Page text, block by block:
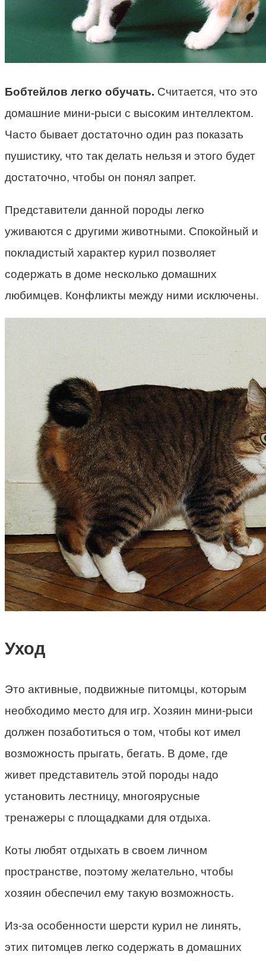
Бобтейлов легко обучать. Считается, что это
домашние мини-рыси с высоким интеллектом.
Часто бывает достаточно один раз показать
пушистику, что так делать нельзя и этого будет
достаточно, чтобы он понял запрет.
Представители данной породы легко
уживаются с другими животными. Спокойный и
покладистый характер курил позволяет
содержать в доме несколько домашних
любимцев. Конфликты между ними исключены.
Уход
Это активные, подвижные питомцы, которым
необходимо место для игр. Хозяин мини-рыси
должен позаботиться о том, чтобы кот имел
возможность прыгать, бегать. В доме, где
живет представитель этой породы надо
установить лестницу, многоярусные
тренажеры с площадками для отдыха.
Коты любят отдыхать в своем личном
пространстве, поэтому желательно, чтобы
хозяин обеспечил ему такую возможность.
Из-за особенности шерсти курил не линять,
этих питомцев легко содержать в домашних